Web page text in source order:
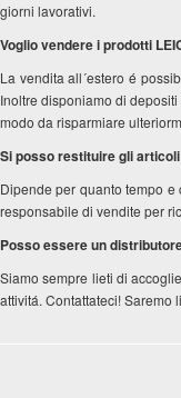
giorni lavorativi.
Voglio vendere i prodotti
La vendita all´estero é
Inoltre disponiamo di
modo da risparmiare
Si posso restituire gli
Dipende per quanto tempo
responsabile di vendite per
Posso essere un
Siamo sempre lieti di
attivitá. Contattateci! Saremo